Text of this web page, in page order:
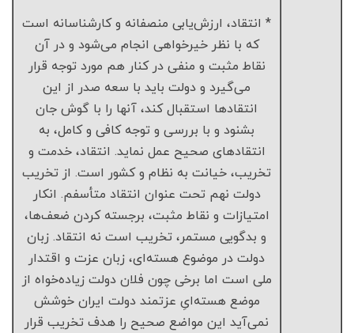
* انتقاد، ارزش‌یابی منصفانه و کارشناسانه است
که با نظر خیرخواهی انجام می‌شود و در آن
نقاط مثبت و منفی در کنار هم مورد توجه قرار
می‌گیرد و دولت باید با سعه صدر از این
انتقادها استقبال کند، آنها را با گوش جان
بشنود و با بررسی و توجه کافی و کامل، به
انتقادهای صحیح عمل نماید. انتقاد، خدمت و
تخریب، خیانت به نظام و کشور است. از تخریب
دولت نهم تحت عنوان انتقاد متأسفم. انکار
امتیازات و نقاط مثبت، برجسته کردن ضعف‌ها،
و بدگویی مستمر، تخریب است نه انتقاد. زبان
دولت در موضوع هسته‌ای، زبان عزت و اقتدار
ملی است اما برخی چون فلان دولت زیاده‌خواه از
موضع هسته‌ایِ عزتمند دولت ایران خوشش
نمی‌آید این مواضع صحیح را هدف تخریب قرار